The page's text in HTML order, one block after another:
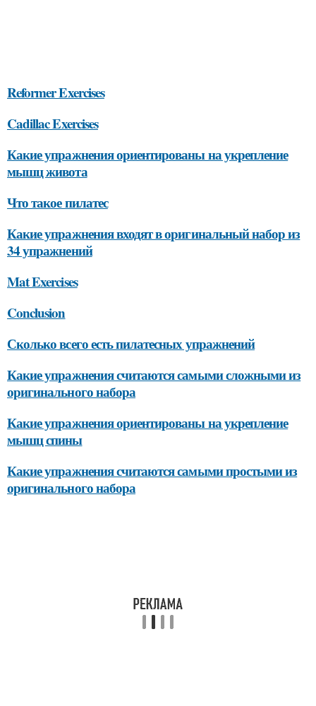
Reformer Exercises
Cadillac Exercises
Какие упражнения ориентированы на укрепление
мышц живота
Что такое пилатес
Какие упражнения входят в оригинальный набор из
34 упражнений
Mat Exercises
Conclusion
Сколько всего есть пилатесных упражнений
Какие упражнения считаются самыми сложными из
оригинального набора
Какие упражнения ориентированы на укрепление
мышц спины
Какие упражнения считаются самыми простыми из
оригинального набора